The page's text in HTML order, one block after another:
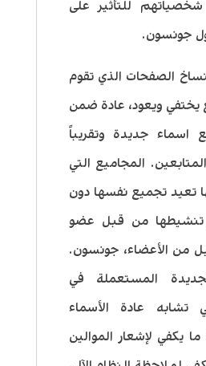
للتأثير على
جونسون.
الصفحات الذي تقوم
يختفي ويعود، عادة ضمن
اسماء جديدة وتقريباً
المجاميع التي
تعيد تجميع نفسها دون
تنشيطها من قبل عضو
من الأعضاء، جونسون.
المستعملة في
تشابه عادة الأسماء
يكفي لإشعار الموالين